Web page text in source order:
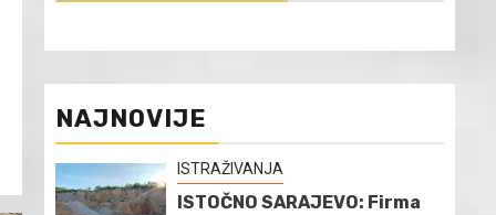
NAJNOVIJE
ISTRAŽIVANJA
ISTOČNO SARAJEVO: Firma